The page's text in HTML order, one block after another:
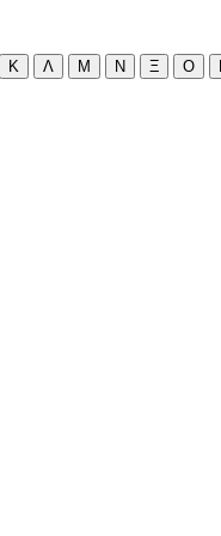
Κ Λ Μ Ν Ξ Ο